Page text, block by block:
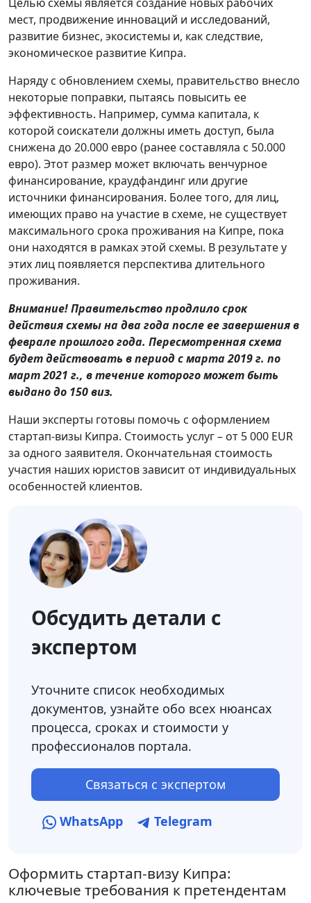
мест, продвижение инноваций и исследований,
развитие бизнес, экосистемы и, как следствие,
экономическое развитие Кипра.
Наряду с обновлением схемы, правительство внесло
некоторые поправки, пытаясь повысить ее
эффективность. Например, сумма капитала, к
которой соискатели должны иметь доступ, была
снижена до 20.000 евро (ранее составляла с 50.000
евро). Этот размер может включать венчурное
финансирование, краудфандинг или другие
источники финансирования. Более того, для лиц,
имеющих право на участие в схеме, не существует
максимального срока проживания на Кипре, пока
они находятся в рамках этой схемы. В результате у
этих лиц появляется перспектива длительного
проживания.
Внимание! Правительство продлило срок
действия схемы на два года после ее завершения в
феврале прошлого года. Пересмотренная схема
будет действовать в период с марта 2019 г. по
март 2021 г., в течение которого может быть
выдано до 150 виз.
Наши эксперты готовы помочь с оформлением
стартап-визы Кипра. Стоимость услуг – от 5 000 EUR
за одного заявителя. Окончательная стоимость
участия наших юристов зависит от индивидуальных
особенностей клиентов.
Обсудить детали с
экспертом
Уточните список необходимых
документов, узнайте обо всех нюансах
процесса, сроках и стоимости у
профессионалов портала.
Связаться с экспертом
WhatsApp Telegram
Оформить стартап-визу Кипра:
ключевые требования к претендентам